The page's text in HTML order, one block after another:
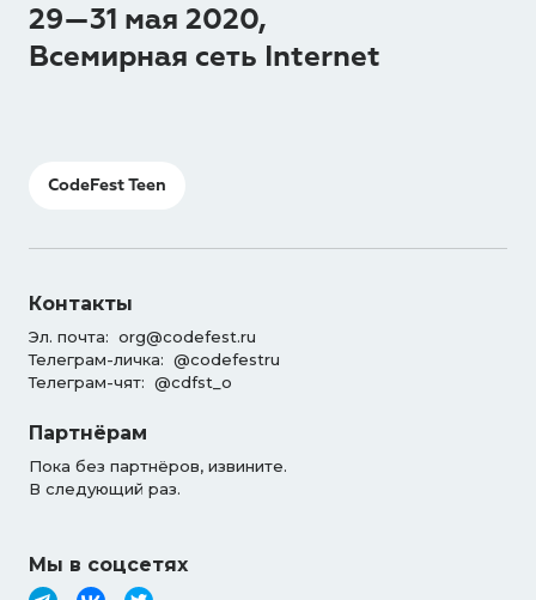
29—31 мая 2020,
Всемирная сеть Internet
CodeFest Teen
Контакты
Эл. почта: org@codefest.ru
Телеграм-личка: @codefestru
Телеграм-чят: @cdfst_o
Партнёрам
Пока без партнёров, извините.
В следующий раз.
Мы в соцсетях